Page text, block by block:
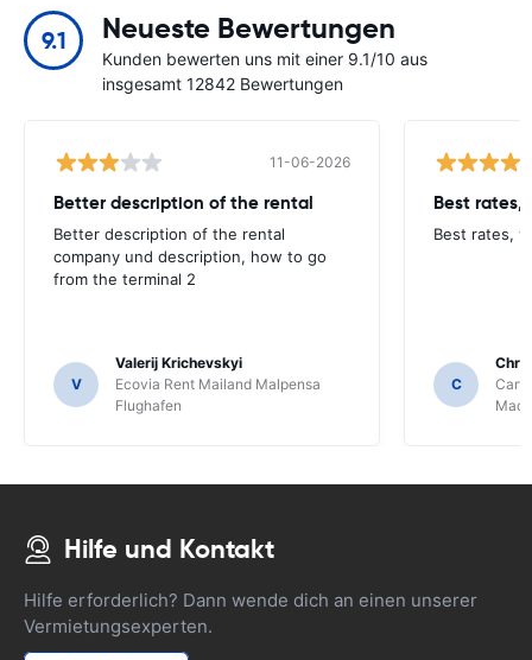
9.1 Neueste Bewertungen
Kunden bewerten uns mit einer 9.1/10 aus
insgesamt 12842 Bewertungen
11-06-2026
Better description of the rental
Better description of the rental
company und description, how to go
from the terminal 2
V
Valerij Krichevskyi
Ecovia Rent Mailand Malpensa
Flughafen
Best rates,
Best rates,
C
Hilfe und Kontakt
Hilfe erforderlich? Dann wende dich an einen unserer
Vermietungsexperten.